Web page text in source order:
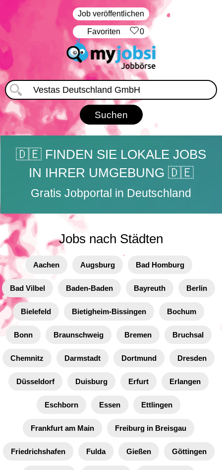
Job veröffentlichen
‏Favoriten 0
🇩🇪 FINDEN SIE LOKALE JOBS
IN IHRER UMGEBUNG 🇩🇪
Gratis Jobportal in Deutschland
Jobs nach Städten
Aachen Augsburg Bad Homburg
Bad Vilbel Baden-Baden Bayreuth Berlin
Bielefeld Bietigheim-Bissingen Bochum
Bonn Braunschweig Bremen Bruchsal
Chemnitz Darmstadt Dortmund Dresden
Düsseldorf Duisburg Erfurt Erlangen
Eschborn Essen Ettlingen
Frankfurt am Main Freiburg in Breisgau
Friedrichshafen Fulda Gießen Göttingen